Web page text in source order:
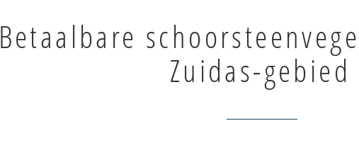
Betaalbare
Zuidas-gebied